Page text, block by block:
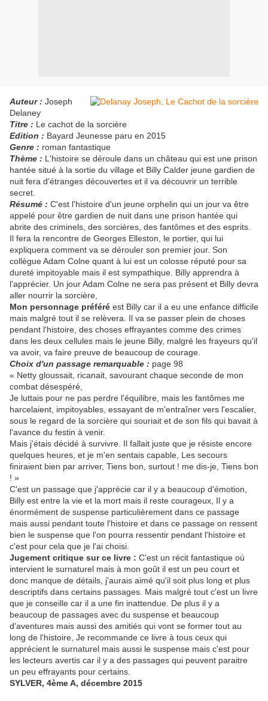
Auteur : Joseph
Delaney
Titre : Le cachot de la sorcière
Edition : Bayard Jeunesse paru en 2015
Genre : roman fantastique
Thème : L'histoire se déroule dans un château qui est une prison
hantée situé à la sortie du village et Billy Calder jeune gardien de
nuit fera d'étranges découvertes et il va découvrir un terrible
secret.
Résumé : C'est l'histoire d'un jeune orphelin qui un jour va être
appelé pour être gardien de nuit dans une prison hantée qui
abrite des criminels, des sorcières, des fantômes et des esprits.
Il fera la rencontre de Georges Elleston, le portier, qui lui
expliquera comment va se dérouler son premier jour. Son
collègue Adam Colne quant à lui est un colosse réputé pour sa
dureté impitoyable mais il est sympathique. Billy apprendra à
l'apprécier. Un jour Adam Colne ne sera pas présent et Billy devra
aller nourrir la sorcière,
Mon personnage préféré est Billy car il a eu une enfance difficile
mais malgré tout il se relèvera. Il va se passer plein de choses
pendant l'histoire, des choses effrayantes comme des crimes
dans les deux cellules mais le jeune Billy, malgré les frayeurs qu'il
va avoir, va faire preuve de beaucoup de courage.
Choix d'un passage remarquable : page 98
« Netty gloussait, ricanait, savourant chaque seconde de mon
combat désespéré,
Je luttais pour ne pas perdre l'équilibre, mais les fantômes me
harcelaient, impitoyables, essayant de m'entraîner vers l'escalier,
sous le regard de la sorcière qui souriait et de son fils qui bavait à
l'avance du festin à venir.
Mais j'étais décidé à survivre. Il fallait juste que je résiste encore
quelques heures, et je m'en sentais capable, Les secours
finiraient bien par arriver, Tiens bon, surtout ! me dis-je, Tiens bon
! »
C'est un passage que j'apprécie car il y a beaucoup d'émotion,
Billy est entre la vie et la mort mais il reste courageux, Il y a
énormément de suspense particulièrement dans ce passage
mais aussi pendant toute l'histoire et dans ce passage on ressent
bien le suspense que l'on pourra ressentir pendant l'histoire et
c'est pour cela que je l'ai choisi.
Jugement critique sur ce livre : C'est un récit fantastique où
intervient le surnaturel mais à mon goût il est un peu court et
donc manque de détails, j'aurais aimé qu'il soit plus long et plus
descriptifs dans certains passages. Mais malgré tout c'est un livre
que je conseille car il a une fin inattendue. De plus il y a
beaucoup de passages avec du suspense et beaucoup
d'aventures mais aussi des amitiés qui vont se former tout au
long de l'histoire, Je recommande ce livre à tous ceux qui
apprécient le surnaturel mais aussi le suspense mais c'est pour
les lecteurs avertis car il y a des passages qui peuvent paraitre
un peu effrayants pour certains.
SYLVER, 4ème A, décembre 2015